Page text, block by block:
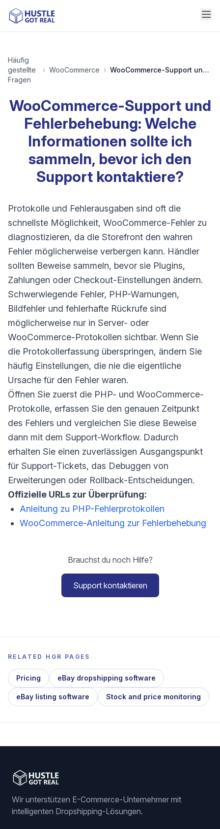
Häufig
gestellte
Fragen
› WooCommerce › WooCommerce-Support und Fehlerbehebung: Welche Informationen sollte ich sammeln, bevor ich den Support kontaktiere?
WooCommerce-Support und
Fehlerbehebung: Welche
Informationen sollte ich
sammeln, bevor ich den
Support kontaktiere?
Protokolle und Fehlerausgaben sind oft die
schnellste Möglichkeit, WooCommerce-Fehler zu
diagnostizieren, da die Storefront den wahren
Fehler möglicherweise verbergen kann. Händler
sollten Beweise sammeln, bevor sie Plugins,
Zahlungen oder Checkout-Einstellungen ändern.
Schwerwiegende Fehler, PHP-Warnungen,
Bildfehler und fehlerhafte Rückrufe sind
möglicherweise nur in Server- oder
WooCommerce-Protokollen sichtbar. Wenn Sie
die Protokollerfassung überspringen, ändern Sie
häufig Einstellungen, die nie die eigentliche
Ursache für den Fehler waren.
Öffnen Sie zuerst die PHP- und WooCommerce-
Protokolle, erfassen Sie den genauen Zeitpunkt
des Fehlers und vergleichen Sie diese Beweise
dann mit dem Support-Workflow. Dadurch
erhalten Sie einen zuverlässigen Ausgangspunkt
für Support-Tickets, das Debuggen von
Erweiterungen oder Rollback-Entscheidungen.
Offizielle URLs zur Überprüfung:
Anleitung zu PHP-Fehlerprotokollen
WooCommerce-Anleitung zur Fehlerbehebung
Brauchst du noch Hilfe?
Support kontaktieren
RELATED HGR PAGES
Pricing eBay dropshipping software
eBay listing software Stock and price monitoring
Wir unterstützen E-Commerce-Unternehmer mit
intelligenten Dropshipping-Lösungen.